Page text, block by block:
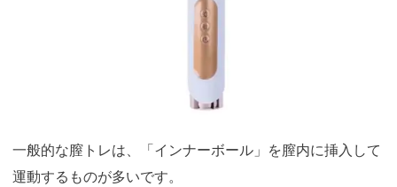
一般的な膣トレは、「インナーボール」を膣内に挿入して
運動するものが多いです。